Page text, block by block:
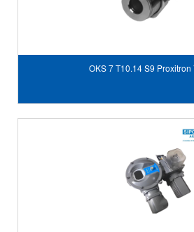
OKS 7 T10.14 S9 Proxitron